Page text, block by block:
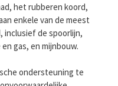
het rubberen koord,
enkele van de meest
inclusief de spoorlijn,
gas, en mijnbouw.
ondersteuning te